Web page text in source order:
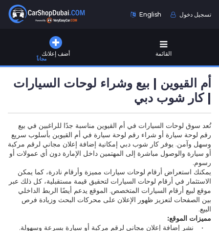
English تسجيل دخول
أضف إعلانك
مجاناً
القائمة
أم القيوين | بيع وشراء لوحات السيارات
| كار شوب دبي
تُعد سوق لوحات السيارات في أم القيوين مناسبة جدًا للراغبين في بيع
رقم لوحة سيارة أو شراء رقم لوحة سيارة في أم القيوين بأسلوب سريع
وسهل وآمن. يوفر كار شوب دبي إمكانية إضافة إعلان مجاني لرقم مركبة
أو سيارة والوصول مباشرة إلى المهتمين داخل الإمارة دون أي عمولات أو
رسوم.
يمكنك استعراض أرقام لوحات سيارات مميزة وأرقام نادرة، كما يمكن
الاستثمار في أرقام لوحات السيارات لتحقيق قيمة مستقبلية، كل ذلك عبر
موقع لبيع أرقام السيارات المتخصص. الموقع يدعم أيضًا الربط الداخلي
بين الصفحات لتعزيز ظهور الإعلان على محركات البحث وزيادة فرص
البيع.
مميزات الموقع:
• نشر إضافة إعلان مجاني لرقم مركبة أو سيارة بسرعة وسهولة.